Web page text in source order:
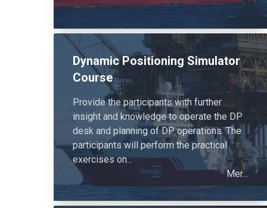
Dynamic Positioning Simulator
Course
Provide the participants with further
insight and knowledge to operate the DP
desk and planning of DP operations. The
participants will perform the practical
exercises on...
Mer...